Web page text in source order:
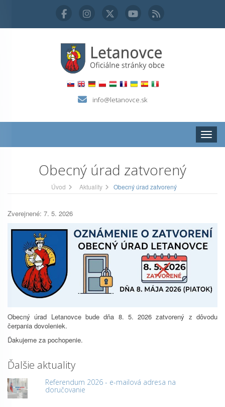
info@letanovce.sk
Obecný úrad zatvorený
Úvod Aktuality Obecný úrad zatvorený
Zverejnené: 7. 5. 2026
Obecný úrad Letanovce bude dňa 8. 5. 2026 zatvorený z dôvodu
čerpania dovoleniek.
Ďakujeme za pochopenie.
Ďalšie aktuality
Referendum 2026 - e-mailová adresa na
doručovanie